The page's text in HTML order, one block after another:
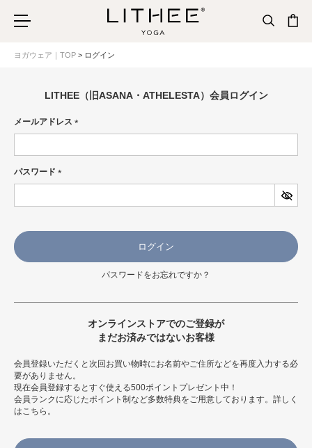
ヨガウェア｜TOP ログイン
LITHEE（旧ASANA・ATHELESTA）会員ログイン
メールアドレス
(必
パスワード
(必
ログイン
パスワードをお忘れですか？
オンラインストアでのご登録が
まだお済みではないお客様
会員登録いただくと次回お買い物時にお名前やご住所などを再度入力する必
要がありません。
現在会員登録するとすぐ使える500ポイントプレゼント中！
会員ランクに応じたポイント制など多数特典をご用意しております。 詳しく
はこちら 。